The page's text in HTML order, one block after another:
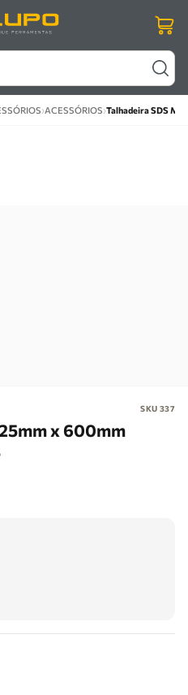
›ACESSÓRIOS›Talhadeira SDS
SKU 337
x 600mm